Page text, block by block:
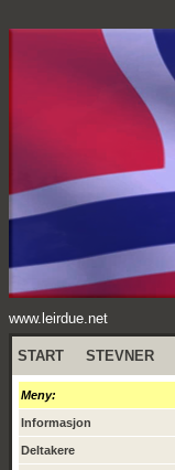
www.leirdue.net
START STEVNER
Meny:
Informasjon
Deltakere